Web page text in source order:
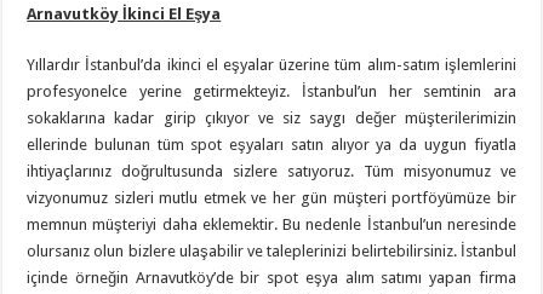
Arnavutköy İkinci El Eşya
Yıllardır İstanbul’da ikinci el eşyalar üzerine tüm alım-satım işlemlerini
profesyonelce yerine getirmekteyiz. İstanbul’un her semtinin ara
sokaklarına kadar girip çıkıyor ve siz saygı değer müşterilerimizin
ellerinde bulunan tüm spot eşyaları satın alıyor ya da uygun fiyatla
ihtiyaçlarınız doğrultusunda sizlere satıyoruz. Tüm misyonumuz ve
vizyonumuz sizleri mutlu etmek ve her gün müşteri portföyümüze bir
memnun müşteriyi daha eklemektir. Bu nedenle İstanbul’un neresinde
olursanız olun bizlere ulaşabilir ve taleplerinizi belirtebilirsiniz. İstanbul
içinde örneğin Arnavutköy’de bir spot eşya alım satımı yapan firma